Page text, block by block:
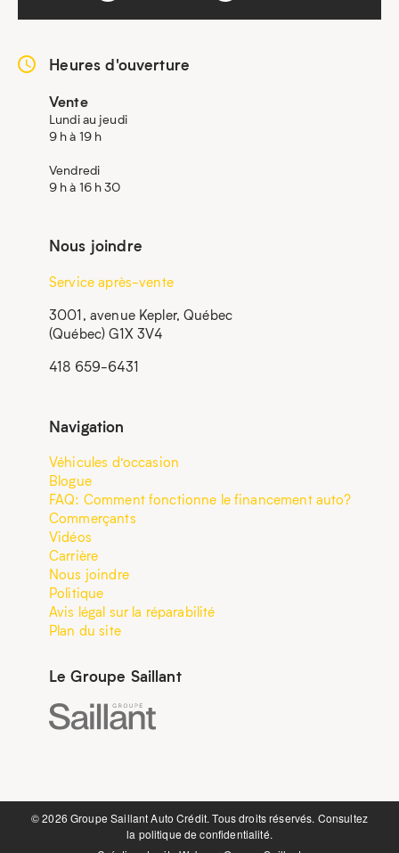
Heures d'ouverture
Vente
Lundi au jeudi
9 h à 19 h
Vendredi
9 h à 16 h 30
Nous joindre
Service après-vente
3001, avenue Kepler, Québec
(Québec) G1X 3V4
418 659-6431
Navigation
Véhicules d’occasion
Blogue
FAQ: Comment fonctionne le financement auto?
Commerçants
Vidéos
Carrière
Nous joindre
Politique
Avis légal sur la réparabilité
Plan du site
Le Groupe Saillant
©️ 2026 Groupe Saillant Auto Crédit. Tous droits réservés. Consultez
la politique de confidentialité.